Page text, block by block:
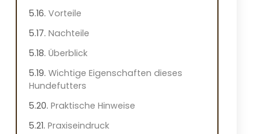
Vorteile
Nachteile
Überblick
Wichtige Eigenschaften dieses
Hundefutters
Praktische Hinweise
Praxiseindruck